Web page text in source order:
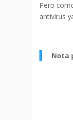
Pero
antivirus
Nota